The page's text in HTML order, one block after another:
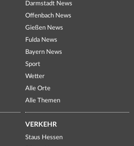
Darmstadt News
Offenbach News
Gießen News
Fulda News
Bayern News
Sport
Wetter
Alle Orte
Alle Themen
VERKEHR
Staus Hessen